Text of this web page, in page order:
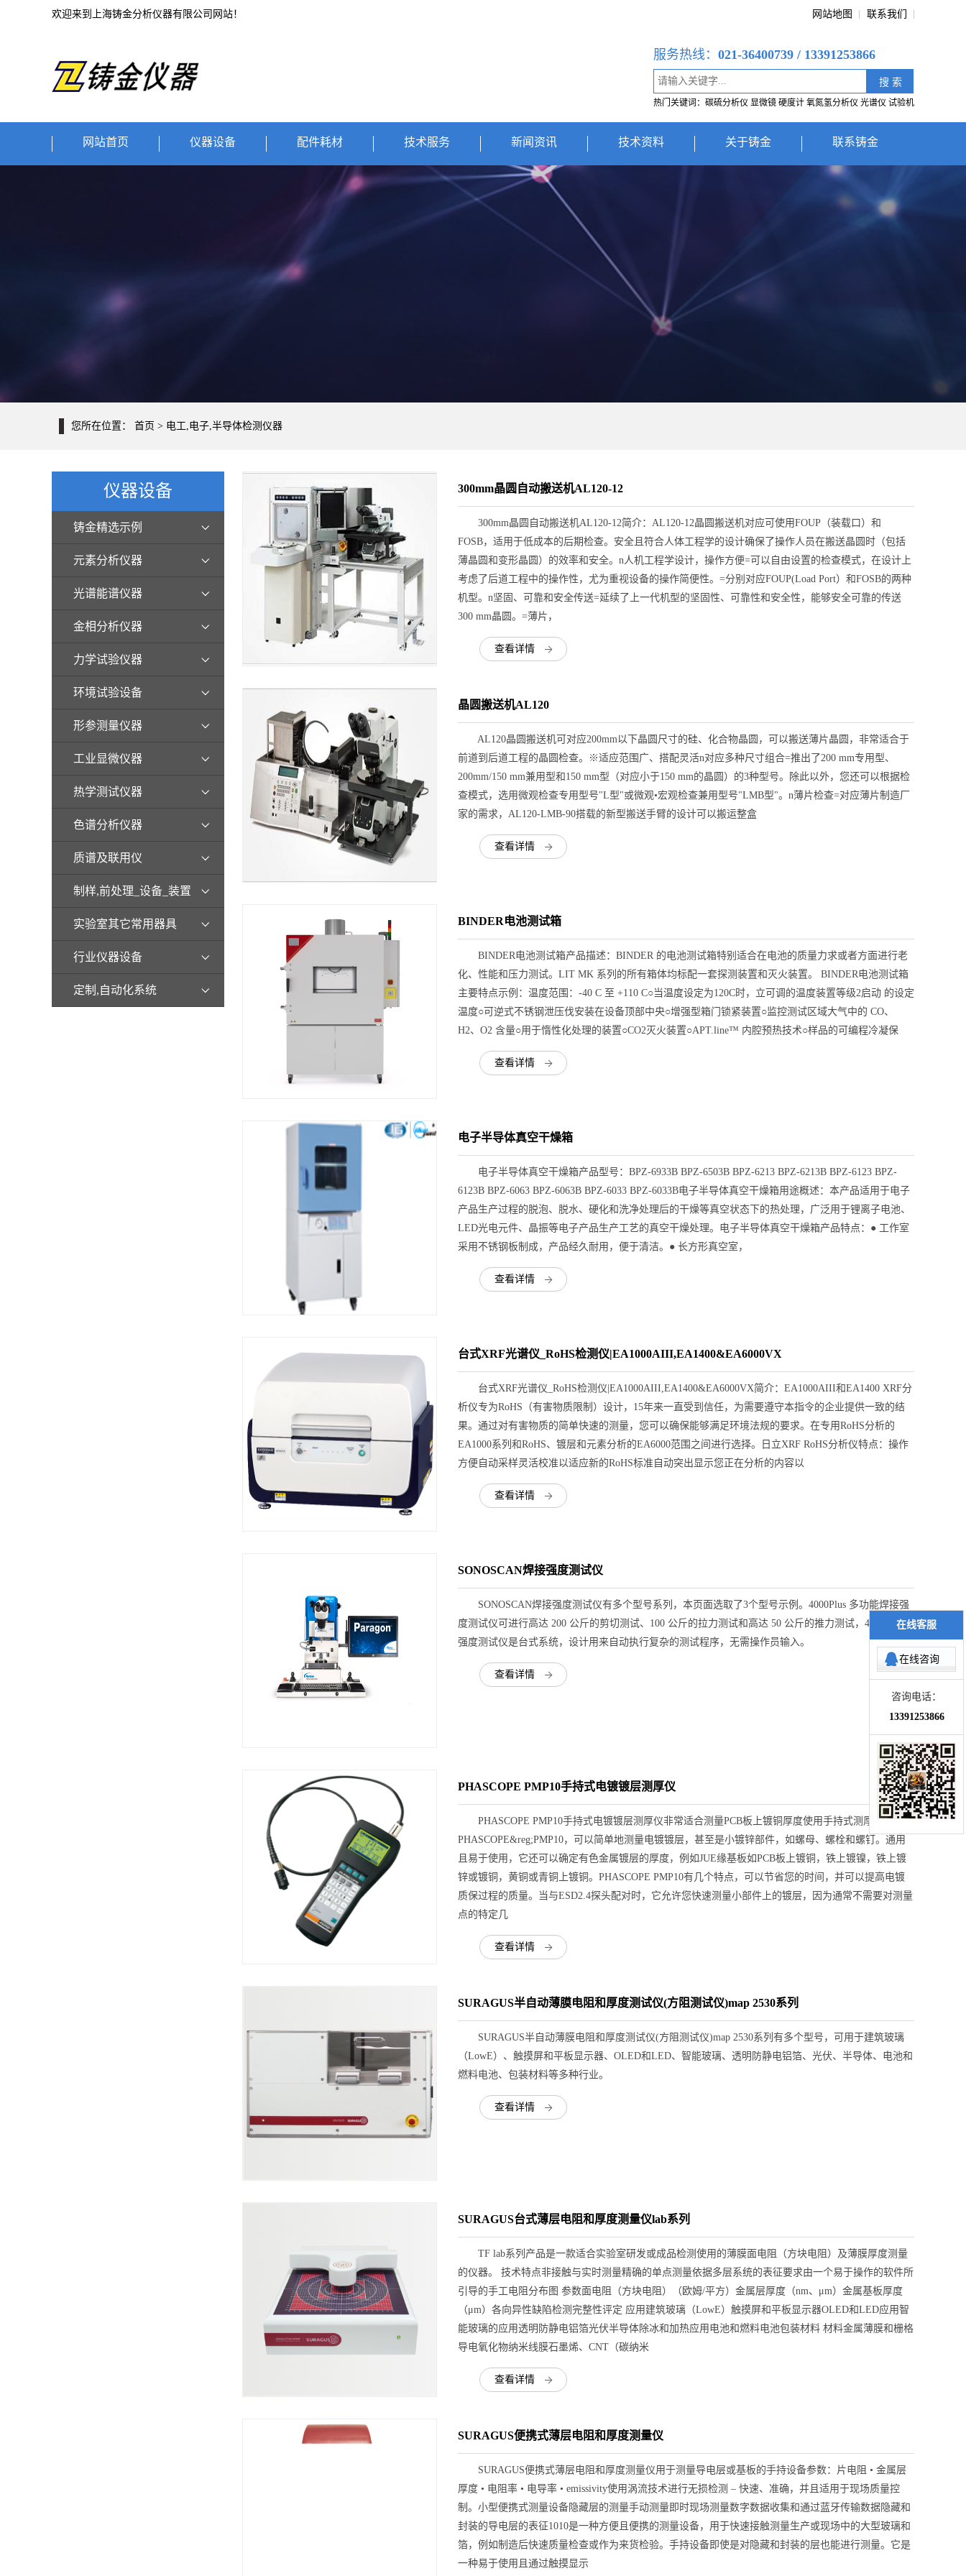
欢迎来到上海铸金分析仪器有限公司网站！ 网站地图 联系我们
服务热线： 021-36400739 / 13391253866
热门关键词：碳硫分析仪 显微镜 硬度计 氧氮氢分析仪 光谱仪 试验机
网站首页 仪器设备 配件耗材 技术服务 新闻资讯 技术资料 关于铸金 联系铸金
您所在位置： 首页 > 电工,电子,半导体检测仪器
仪器设备
铸金精选示例
元素分析仪器
光谱能谱仪器
金相分析仪器
力学试验仪器
环境试验设备
形参测量仪器
工业显微仪器
热学测试仪器
色谱分析仪器
质谱及联用仪
制样,前处理_设备_装置
实验室其它常用器具
行业仪器设备
定制,自动化系统
300mm晶圆自动搬送机AL120-12
300mm晶圆自动搬送机AL120-12简介：AL120-12晶圆搬送机对应可使用FOUP（装载口）和
FOSB，适用于低成本的后期检查。安全且符合人体工程学的设计确保了操作人员在搬送晶圆时（包括
薄晶圆和变形晶圆）的效率和安全。n人机工程学设计，操作方便=可以自由设置的检查模式，在设计上
考虑了后道工程中的操作性，尤为重视设备的操作简便性。=分别对应FOUP(Load Port）和FOSB的两种
机型。n坚固、可靠和安全传送=延续了上一代机型的坚固性、可靠性和安全性，能够安全可靠的传送
300 mm晶圆。=薄片，
查看详情
晶圆搬送机AL120
AL120晶圆搬送机可对应200mm以下晶圆尺寸的硅、化合物晶圆，可以搬送薄片晶圆，非常适合于
前道到后道工程的晶圆检查。※适应范围广、搭配灵活n对应多种尺寸组合=推出了200 mm专用型、
200mm/150 mm兼用型和150 mm型（对应小于150 mm的晶圆）的3种型号。除此以外，您还可以根据检
查模式，选用微观检查专用型号"L型"或微观•宏观检查兼用型号"LMB型"。n薄片检查=对应薄片制造厂
家的需求，AL120-LMB-90搭载的新型搬送手臂的设计可以搬运整盒
查看详情
BINDER电池测试箱
BINDER电池测试箱产品描述：BINDER 的电池测试箱特别适合在电池的质量力求或者方面进行老
化、性能和压力测试。LIT MK 系列的所有箱体均标配一套探测装置和灭火装置。 BINDER电池测试箱
主要特点示例：温度范围：-40 C 至 +110 C○当温度设定为120C时，立可调的温度装置等级2启动 的设定
温度○可逆式不锈钢泄压伐安装在设备顶部中央○增强型箱门锁紧装置○监控测试区域大气中的 CO、
H2、O2 含量○用于惰性化处理的装置○CO2灭火装置○APT.line™ 内腔预热技术○样品的可编程冷凝保
查看详情
电子半导体真空干燥箱
电子半导体真空干燥箱产品型号：BPZ-6933B BPZ-6503B BPZ-6213 BPZ-6213B BPZ-6123 BPZ-
6123B BPZ-6063 BPZ-6063B BPZ-6033 BPZ-6033B电子半导体真空干燥箱用途概述：本产品适用于电子
产品生产过程的脱泡、脱水、硬化和洗净处理后的干燥等真空状态下的热处理，广泛用于锂离子电池、
LED光电元件、晶振等电子产品生产工艺的真空干燥处理。电子半导体真空干燥箱产品特点：● 工作室
采用不锈钢板制成，产品经久耐用，便于清洁。● 长方形真空室，
查看详情
台式XRF光谱仪_RoHS检测仪|EA1000AIII,EA1400&EA6000VX
台式XRF光谱仪_RoHS检测仪|EA1000AIII,EA1400&EA6000VX简介：EA1000AIII和EA1400 XRF分
析仪专为RoHS（有害物质限制）设计，15年来一直受到信任，为需要遵守本指令的企业提供一致的结
果。通过对有害物质的简单快速的测量，您可以确保能够满足环境法规的要求。在专用RoHS分析的
EA1000系列和RoHS、镀层和元素分析的EA6000范围之间进行选择。日立XRF RoHS分析仪特点：操作
方便自动采样灵活校准以适应新的RoHS标准自动突出显示您正在分析的内容以
查看详情
SONOSCAN焊接强度测试仪
SONOSCAN焊接强度测试仪有多个型号系列，本页面选取了3个型号示例。4000Plus 多功能焊接强
度测试仪可进行高达 200 公斤的剪切测试、100 公斤的拉力测试和高达 50 公斤的推力测试，4600 焊接
强度测试仪是台式系统，设计用来自动执行复杂的测试程序，无需操作员输入。
查看详情
PHASCOPE PMP10手持式电镀镀层测厚仪
PHASCOPE PMP10手持式电镀镀层测厚仪非常适合测量PCB板上镀铜厚度使用手持式测厚仪，如
PHASCOPE&reg;PMP10，可以简单地测量电镀镀层，甚至是小镀锌部件，如螺母、螺栓和螺钉。通用
且易于使用，它还可以确定有色金属镀层的厚度，例如JUE缘基板如PCB板上镀铜，铁上镀镍，铁上镀
锌或镀铜，黄铜或青铜上镀铜。PHASCOPE PMP10有几个特点，可以节省您的时间，并可以提高电镀
质保过程的质量。当与ESD2.4探头配对时，它允许您快速测量小部件上的镀层，因为通常不需要对测量
点的特定几
查看详情
SURAGUS半自动薄膜电阻和厚度测试仪(方阻测试仪)map 2530系列
SURAGUS半自动薄膜电阻和厚度测试仪(方阻测试仪)map 2530系列有多个型号，可用于建筑玻璃
（LowE）、触摸屏和平板显示器、OLED和LED、智能玻璃、透明防静电铝箔、光伏、半导体、电池和
燃料电池、包装材料等多种行业。
查看详情
SURAGUS台式薄层电阻和厚度测量仪lab系列
TF lab系列产品是一款适合实验室研发或成品检测使用的薄膜面电阻（方块电阻）及薄膜厚度测量
的仪器。 技术特点非接触与实时测量精确的单点测量依据多层系统的表征要求由一个易于操作的软件所
引导的手工电阻分布图 参数面电阻（方块电阻）（欧姆/平方）金属层厚度（nm、μm）金属基板厚度
（μm）各向异性缺陷检测完整性评定 应用建筑玻璃（LowE）触摸屏和平板显示器OLED和LED应用智
能玻璃的应用透明防静电铝箔光伏半导体除冰和加热应用电池和燃料电池包装材料 材料金属薄膜和栅格
导电氧化物纳米线膜石墨烯、CNT（碳纳米
查看详情
SURAGUS便携式薄层电阻和厚度测量仪
SURAGUS便携式薄层电阻和厚度测量仪用于测量导电层或基板的手持设备参数：片电阻 • 金属层
厚度 • 电阻率 • 电导率 • emissivity使用涡流技术进行无损检测 – 快速、准确，并且适用于现场质量控
制。小型便携式测量设备隐藏层的测量手动测量即时现场测量数字数据收集和通过蓝牙传输数据隐藏和
封装的导电层的表征1010是一种方便且便携的测量设备，用于快速接触测量生产或现场中的大型玻璃和
箔，例如制造后快速质量检查或作为来货检验。手持设备即使是对隐藏和封装的层也能进行测量。它是
一种易于使用且通过触摸显示
在线客服
在线咨询
咨询电话：
13391253866